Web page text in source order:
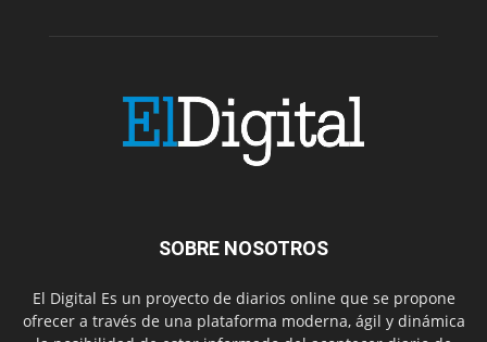
SOBRE NOSOTROS
El Digital Es un proyecto de diarios online que se propone
ofrecer a través de una plataforma moderna, ágil y dinámica